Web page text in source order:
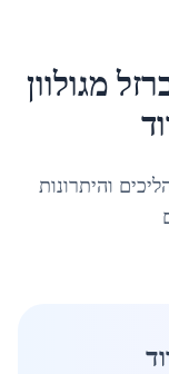
מגולוון
והיתרונות